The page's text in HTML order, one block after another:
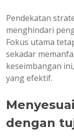
Pendekatan
menghindari
Fokus utama
sekadar
keseimbangan
yang efektif.
dengan